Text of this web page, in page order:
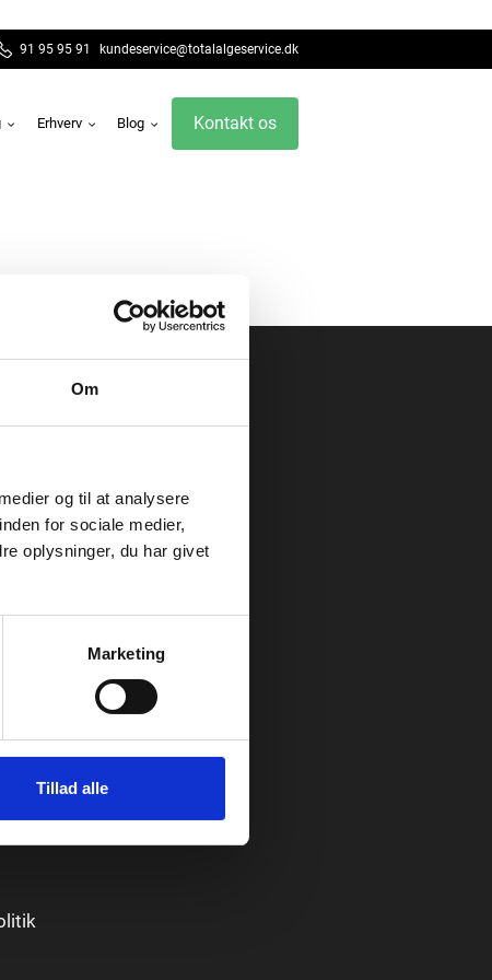
Om
og til at analysere
for sociale medier,
oplysninger, du har givet
Marketing
Tillad alle
91 95 95 91 kundeservice@totalalgeservice.dk
Erhverv Blog Kontakt os